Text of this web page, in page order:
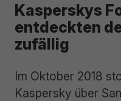
Kasperskys
entdeckten
zufällig
Im Oktober 2018
Kaspersky über